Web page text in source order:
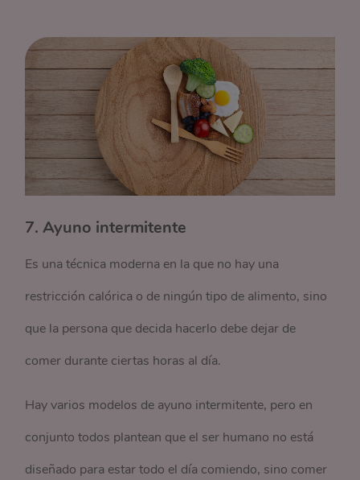
7. Ayuno intermitente
Es una técnica moderna en la que no hay una
restricción calórica o de ningún tipo de alimento, sino
que la persona que decida hacerlo debe dejar de
comer durante ciertas horas al día.
Hay varios modelos de ayuno intermitente, pero en
conjunto todos plantean que el ser humano no está
diseñado para estar todo el día comiendo, sino comer